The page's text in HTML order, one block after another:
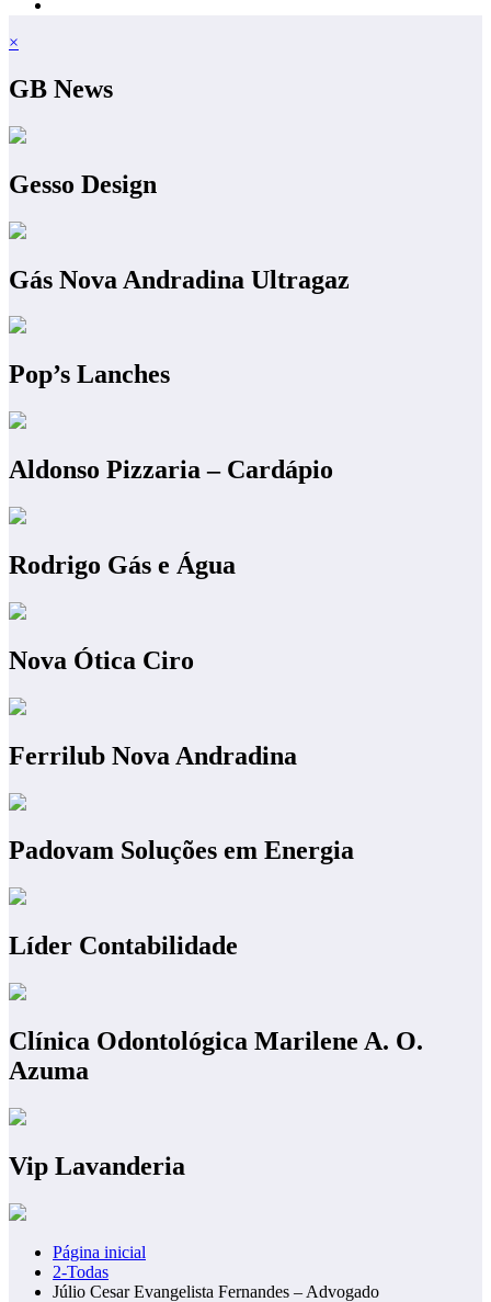
×
GB News
Gesso Design
Gás Nova Andradina Ultragaz
Pop’s Lanches
Aldonso Pizzaria – Cardápio
Rodrigo Gás e Água
Nova Ótica Ciro
Ferrilub Nova Andradina
Padovam Soluções em Energia
Líder Contabilidade
Clínica Odontológica Marilene A. O.
Azuma
Vip Lavanderia
Página inicial
2-Todas
Júlio Cesar Evangelista Fernandes – Advogado